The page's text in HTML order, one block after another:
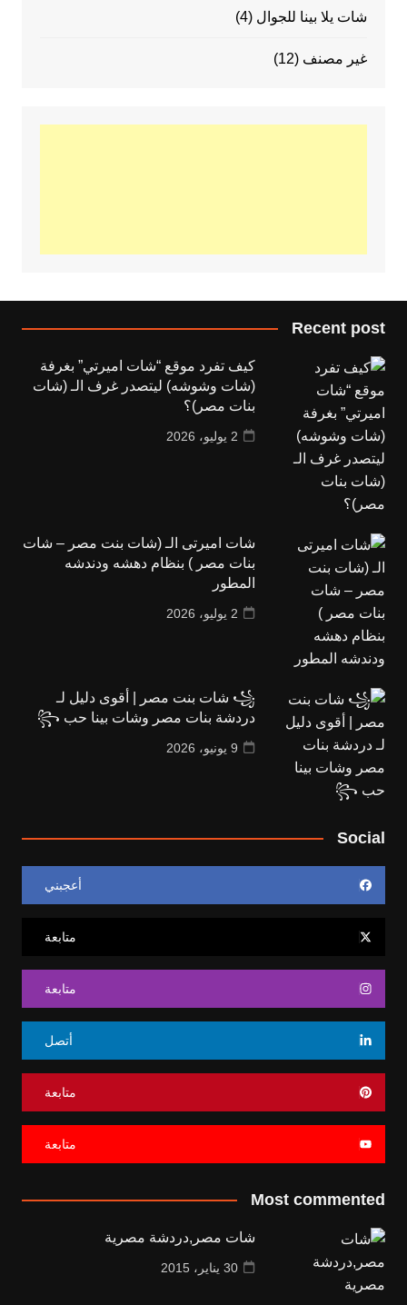
شات يلا بينا للجوال (4)
غير مصنف (12)
Recent post
كيف تفرد موقع “شات اميرتي” بغرفة
(شات وشوشه) ليتصدر غرف الـ (شات
بنات مصر)؟
2 يوليو، 2026
شات اميرتى الـ (شات بنت مصر – شات
بنات مصر ) بنظام دهشه ودندشه
المطور
2 يوليو، 2026
꧁ شات بنت مصر | أقوى دليل لـ
دردشة بنات مصر وشات بينا حب ꧂
9 يونيو، 2026
Social
أعجبني
متابعة
متابعة
أتصل
متابعة
متابعة
Most commented
شات مصر,دردشة مصرية
30 يناير، 2015